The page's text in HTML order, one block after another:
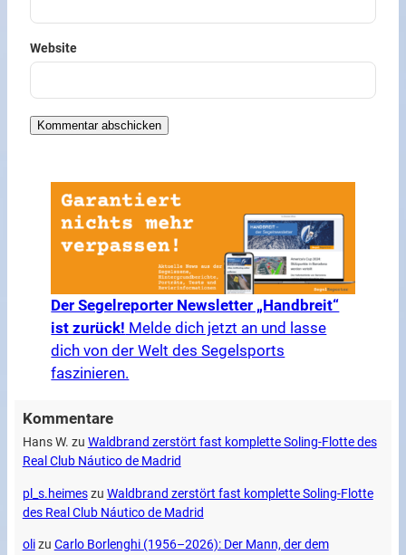
Website
Der Segelreporter Newsletter „Handbreit“
ist zurück! Melde dich jetzt an und lasse
dich von der Welt des Segelsports
faszinieren.
Kommentare
Hans W. zu Waldbrand zerstört fast komplette Soling-Flotte des
Real Club Náutico de Madrid
pl_s.heimeszu Waldbrand zerstört fast komplette Soling-Flotte
des Real Club Náutico de Madrid
olizu Carlo Borlenghi (1956–2026): Der Mann, der dem